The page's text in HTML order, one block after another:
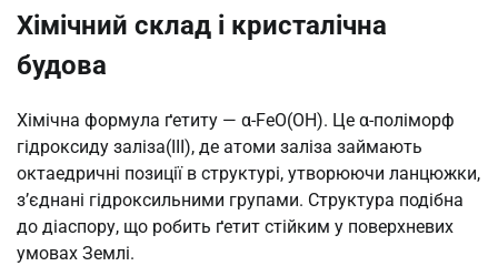
Хімічний склад і кристалічна
будова
Хімічна формула ґетиту — α-FeO(OH). Це α-поліморф
гідроксиду заліза(III), де атоми заліза займають
октаедричні позиції в структурі, утворюючи ланцюжки,
з’єднані гідроксильними групами. Структура подібна
до діаспору, що робить ґетит стійким у поверхневих
умовах Землі.